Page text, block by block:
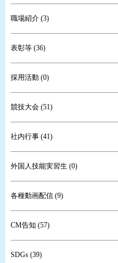
職場紹介 (3)
表彰等 (36)
採用活動 (0)
競技大会 (51)
社内行事 (41)
外国人技能実習生 (0)
各種動画配信 (9)
CM告知 (57)
SDGs (39)